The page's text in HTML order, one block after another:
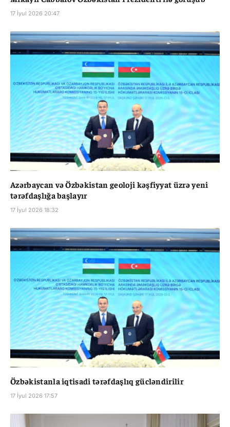
17 İyul 2026 20:47
Azərbaycan və Özbəkistan geoloji kəşfiyyat üzrə yeni
tərəfdaşlığa başlayır
17 İyul 2026 18:32
Özbəkistanla iqtisadi tərəfdaşlıq gücləndirilir
17 İyul 2026 17:57